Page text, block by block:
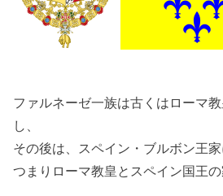
ファルネーゼ一族は古くはローマ
し、
その後は、スペイン・ブルボン王家
つまりローマ教皇とスペイン国王の